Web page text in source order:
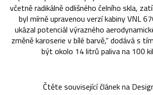
včetně radikálně odlišného čelního skla,
byl mírně upravenou verzí kabiny VNL
ukázal potenciál výrazného
změně karoserie v bílé barvě,“ dodává s
být okolo 14 litrů paliva na 100
Čtěte související článek na